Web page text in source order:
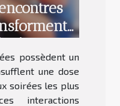
?
possèdent un
une dose
soirées les plus
interactions